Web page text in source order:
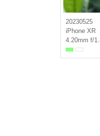
20230525
iPhone XR
4.20mm f/